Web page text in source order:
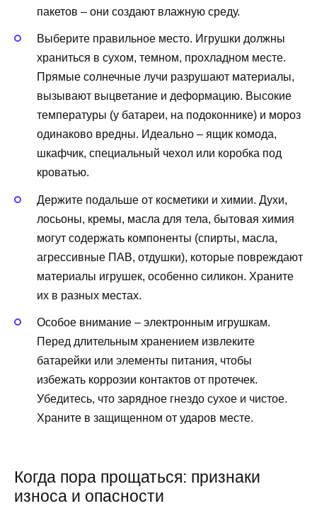
пакетов – они создают влажную среду.
Выберите правильное место. Игрушки должны
храниться в сухом, темном, прохладном месте.
Прямые солнечные лучи разрушают материалы,
вызывают выцветание и деформацию. Высокие
температуры (у батареи, на подоконнике) и мороз
одинаково вредны. Идеально – ящик комода,
шкафчик, специальный чехол или коробка под
кроватью.
Держите подальше от косметики и химии. Духи,
лосьоны, кремы, масла для тела, бытовая химия
могут содержать компоненты (спирты, масла,
агрессивные ПАВ, отдушки), которые повреждают
материалы игрушек, особенно силикон. Храните
их в разных местах.
Особое внимание – электронным игрушкам.
Перед длительным хранением извлеките
батарейки или элементы питания, чтобы
избежать коррозии контактов от протечек.
Убедитесь, что зарядное гнездо сухое и чистое.
Храните в защищенном от ударов месте.
Когда пора прощаться: признаки
износа и опасности